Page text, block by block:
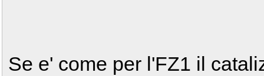
Se e' come per l'FZ1 il